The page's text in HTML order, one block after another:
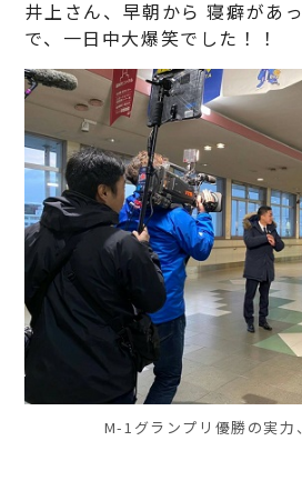
井上さん、早朝から 寝癖があ
で、一日中大爆笑でした！！
M-1グランプリ優勝の実